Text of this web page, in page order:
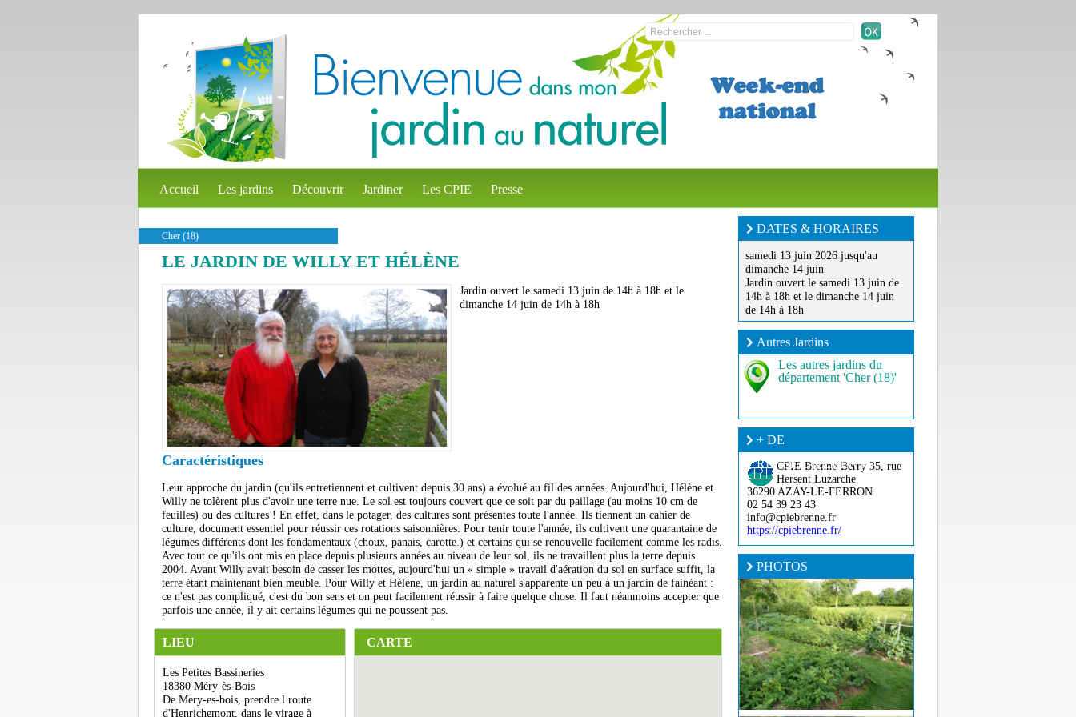
Accueil Les jardins Découvrir Jardiner Les CPIE Presse
Cher (18)
LE JARDIN DE WILLY ET HÉLÈNE
Jardin ouvert le samedi 13 juin de 14h à 18h et le
dimanche 14 juin de 14h à 18h
Caractéristiques
Leur approche du jardin (qu'ils entretiennent et cultivent depuis 30 ans) a évolué au fil des années. Aujourd'hui, Hélène et
Willy ne tolèrent plus d'avoir une terre nue. Le sol est toujours couvert que ce soit par du paillage (au moins 10 cm de
feuilles) ou des cultures ! En effet, dans le potager, des cultures sont présentes toute l'année. Ils tiennent un cahier de
culture, document essentiel pour réussir ces rotations saisonnières. Pour tenir toute l'année, ils cultivent une quarantaine de
légumes différents dont les fondamentaux (choux, panais, carotte.) et certains qui se renouvelle facilement comme les radis.
Avec tout ce qu'ils ont mis en place depuis plusieurs années au niveau de leur sol, ils ne travaillent plus la terre depuis
2004. Avant Willy avait besoin de casser les mottes, aujourd'hui un « simple » travail d'aération du sol en surface suffit, la
terre étant maintenant bien meuble. Pour Willy et Hélène, un jardin au naturel s'apparente un peu à un jardin de fainéant :
ce n'est pas compliqué, c'est du bon sens et on peut facilement réussir à faire quelque chose. Il faut néanmoins accepter que
parfois une année, il y ait certains légumes qui ne poussent pas.
LIEU
Les Petites Bassineries
18380 Méry-ès-Bois
De Mery-es-bois, prendre l route
d'Henrichemont, dans le virage à
CARTE
DATES & HORAIRES
samedi 13 juin 2026 jusqu'au
dimanche 14 juin
Jardin ouvert le samedi 13 juin de
14h à 18h et le dimanche 14 juin
de 14h à 18h
Autres Jardins
Les autres jardins du
département 'Cher (18)'
+ DE
RENSEIGNEMENT ?
CPIE Brenne-Berry 35, rue
Hersent Luzarche
36290 AZAY-LE-FERRON
02 54 39 23 43
info@cpiebrenne.fr
https://cpiebrenne.fr/
PHOTOS